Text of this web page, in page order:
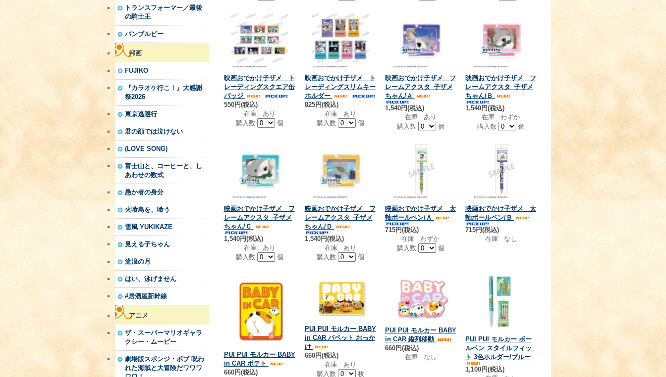
トランスフォーマー／最後
の騎士王
バンブルビー
邦画
FUJIKO
『カラオケ行こ！』大感謝
祭2026
東京逃避行
君の顔では泣けない
(LOVE SONG)
富士山と、コーヒーと、し
あわせの数式
愚か者の身分
火喰鳥を、喰う
雪風 YUKIKAZE
見える子ちゃん
流浪の月
はい、泳げません
#居酒屋新幹線
アニメ
ザ・スーパーマリオギャラ
クシー・ムービー
劇場版スポンジ・ボブ 呪わ
れた海賊と大冒険だワワワ
映画おでかけ子ザメ ト
レーディングスクエア缶
バッジ
550円(税込)
在庫 あり
購入数
個
映画おでかけ子ザメ ト
レーディングスリムキー
ホルダー
825円(税込)
在庫 あり
購入数
個
映画おでかけ子ザメ フ
レームアクスタ_子ザメ
ちゃん/Ａ
1,540円(税込)
在庫 あり
購入数
個
映画おでかけ子ザメ フ
レームアクスタ_子ザメ
ちゃん/Ｂ
1,540円(税込)
在庫 わずか
購入数
個
映画おでかけ子ザメ フ
レームアクスタ_子ザメ
ちゃん/Ｃ
1,540円(税込)
在庫 あり
購入数
個
映画おでかけ子ザメ フ
レームアクスタ_子ザメ
ちゃん/Ｄ
1,540円(税込)
在庫 あり
購入数
個
映画おでかけ子ザメ 太
軸ボールペン/Ａ
715円(税込)
在庫 わずか
購入数
個
映画おでかけ子ザメ 太
軸ボールペン/Ｂ
715円(税込)
在庫 なし
PUI PUI モルカー BABY
in CAR ポテト
660円(税込)
PUI PUI モルカー BABY
in CAR パペット おっか
け
660円(税込)
在庫 あり
購入数
枚
PUI PUI モルカー BABY
in CAR 縦列移動
660円(税込)
在庫 なし
PUI PUI モルカー ボー
ルペン スタイルフィッ
ト 3色ホルダー/ブルー
1,100円(税込)